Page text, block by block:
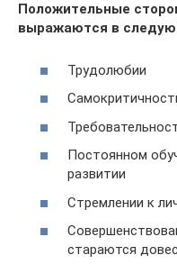
Положительные
выражаются в
Трудолюбии
Постоянном
развитии
Стремлении к
стараются